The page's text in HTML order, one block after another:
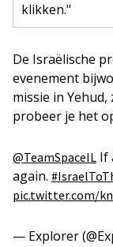
klikken."
De Israëlische
evenement
missie in
probeer je het
@TeamSpaceIL If
again.
pic.twitter.com/
— Explorer